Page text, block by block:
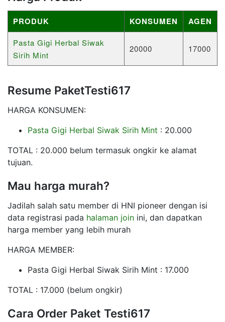
PRODUK KONSUMEN AGEN
Pasta Gigi Herbal Siwak
Sirih Mint
20000 17000
Resume PaketTesti617
HARGA KONSUMEN:
Pasta Gigi Herbal Siwak Sirih Mint : 20.000
TOTAL : 20.000 belum termasuk ongkir ke alamat
tujuan.
Mau harga murah?
Jadilah salah satu member di HNI pioneer dengan isi
data registrasi pada halaman join ini, dan dapatkan
harga member yang lebih murah
HARGA MEMBER:
Pasta Gigi Herbal Siwak Sirih Mint : 17.000
TOTAL : 17.000 (belum ongkir)
Cara Order Paket Testi617